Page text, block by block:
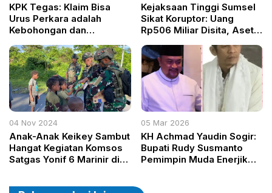
KPK Tegas: Klaim Bisa
Urus Perkara adalah
Kebohongan dan
Kejaksaan Tinggi Sumsel
Sikat Koruptor: Uang
Rp506 Miliar Disita, Aset
04 Nov 2024
Anak-Anak Keikey Sambut
Hangat Kegiatan Komsos
Satgas Yonif 6 Marinir di
05 Mar 2026
KH Achmad Yaudin Sogir:
Bupati Rudy Susmanto
Pemimpin Muda Enerjik